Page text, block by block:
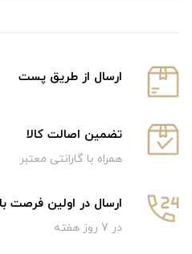
ارسال از طریق پست
تضمین اصالت کالا
همراه با گارانتی معتبر
ارسال در اولین فرصت
در 7 روز هفته